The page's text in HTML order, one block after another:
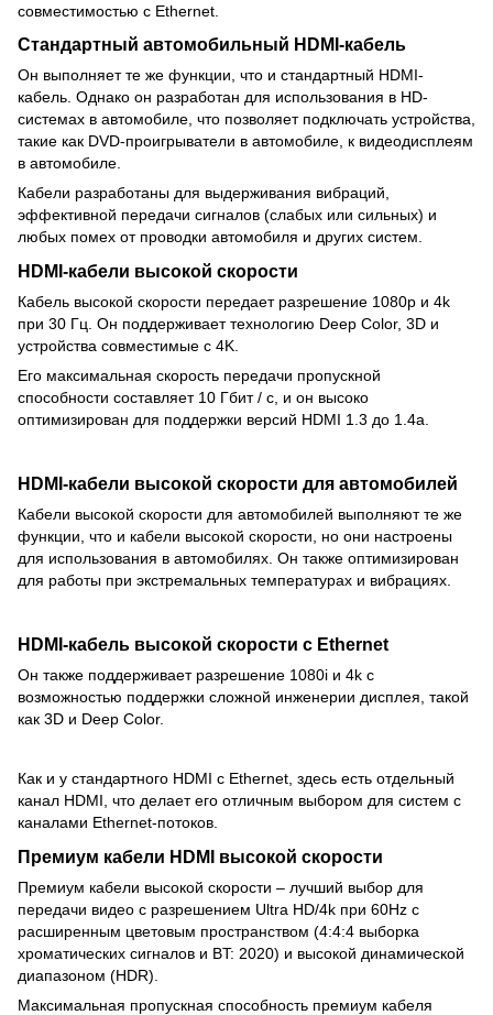
совместимостью с Ethernet.
Стандартный автомобильный HDMI-кабель
Он выполняет те же функции, что и стандартный HDMI-
кабель. Однако он разработан для использования в HD-
системах в автомобиле, что позволяет подключать устройства,
такие как DVD-проигрыватели в автомобиле, к видеодисплеям
в автомобиле.
Кабели разработаны для выдерживания вибраций,
эффективной передачи сигналов (слабых или сильных) и
любых помех от проводки автомобиля и других систем.
HDMI-кабели высокой скорости
Кабель высокой скорости передает разрешение 1080p и 4k
при 30 Гц. Он поддерживает технологию Deep Color, 3D и
устройства совместимые с 4K.
Его максимальная скорость передачи пропускной
способности составляет 10 Гбит / с, и он высоко
оптимизирован для поддержки версий HDMI 1.3 до 1.4a.
HDMI-кабели высокой скорости для автомобилей
Кабели высокой скорости для автомобилей выполняют те же
функции, что и кабели высокой скорости, но они настроены
для использования в автомобилях. Он также оптимизирован
для работы при экстремальных температурах и вибрациях.
HDMI-кабель высокой скорости с Ethernet
Он также поддерживает разрешение 1080i и 4k с
возможностью поддержки сложной инженерии дисплея, такой
как 3D и Deep Color.
Как и у стандартного HDMI с Ethernet, здесь есть отдельный
канал HDMI, что делает его отличным выбором для систем с
каналами Ethernet-потоков.
Премиум кабели HDMI высокой скорости
Премиум кабели высокой скорости – лучший выбор для
передачи видео с разрешением Ultra HD/4k при 60Hz с
расширенным цветовым пространством (4:4:4 выборка
хроматических сигналов и BT: 2020) и высокой динамической
диапазоном (HDR).
Максимальная пропускная способность премиум кабеля